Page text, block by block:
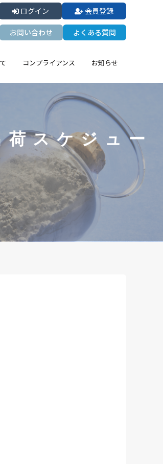
ログイン 会員登録
お問い合わせ よくある質問
コンプライアンス お知らせ
スケジュー